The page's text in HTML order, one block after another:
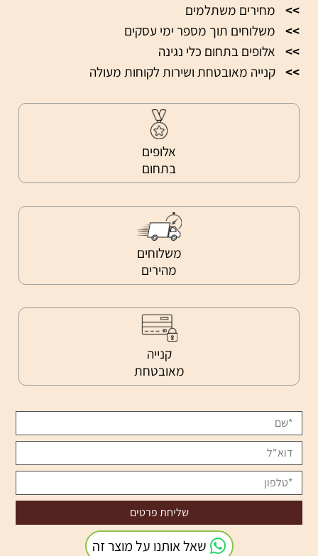
>>
מחירים משתלמים
>>
משלוחים תוך מספר ימי עסקים
>>
אלופים בתחום כלי נגינה
>> קנייה מאובטחת ושירות לקוחות מעולה
אלופים
בתחום
משלוחים
מהירים
קנייה
מאובטחת
שאל אותנו על מוצר זה